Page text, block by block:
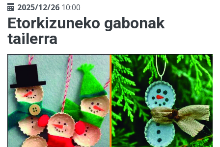
2025/12/26 10:00
Etorkizuneko gabonak
tailerra